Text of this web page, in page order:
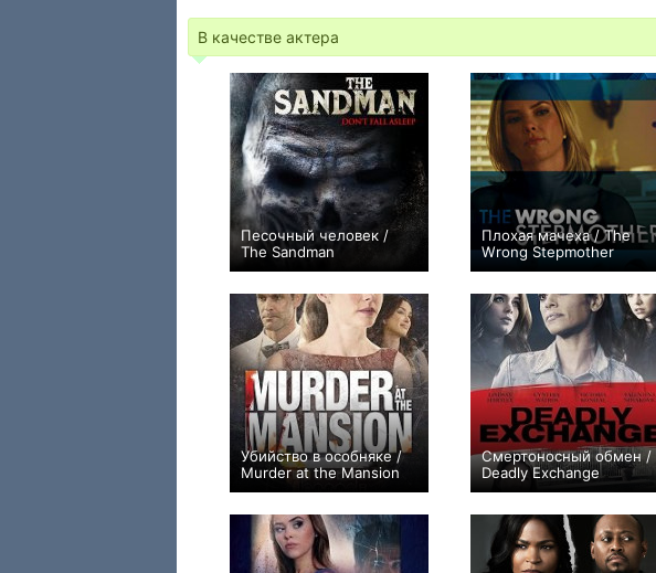
В качестве актера
Песочный человек /
The Sandman
−1
Плохая мачеха / The
Wrong Stepmother
+1
Убийство в особняке /
Murder at the Mansion
0
Смертоносный обмен /
Deadly Exchange
+1